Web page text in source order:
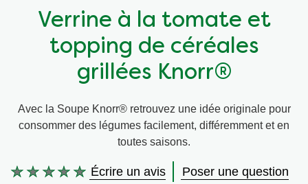
Végétarien
Trucs et Astuces
Verrine à la tomate et
topping de céréales
grillées Knorr®
Avec la Soupe Knorr® retrouvez une idée originale pour
consommer des légumes facilement, différemment et en
toutes saisons.
Aucune
Écrire un avis Poser une question